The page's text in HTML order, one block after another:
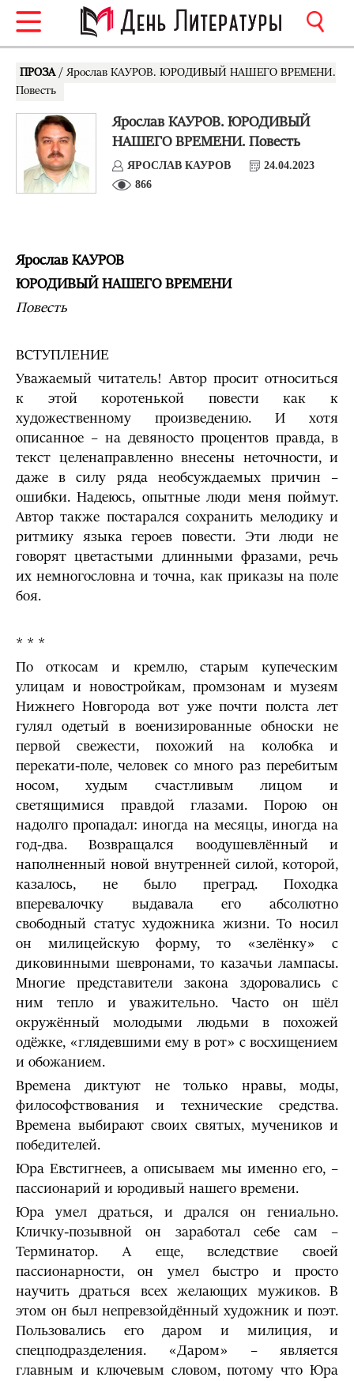
ПРОЗА / Ярослав КАУРОВ. ЮРОДИВЫЙ НАШЕГО ВРЕМЕНИ.
Повесть
Ярослав КАУРОВ. ЮРОДИВЫЙ
НАШЕГО ВРЕМЕНИ. Повесть
ЯРОСЛАВ КАУРОВ
24.04.2023
866
Ярослав КАУРОВ
ЮРОДИВЫЙ НАШЕГО ВРЕМЕНИ
Повесть
ВСТУПЛЕНИЕ
Уважаемый читатель! Автор просит относиться
к этой коротенькой повести как к
художественному произведению. И хотя
описанное – на девяносто процентов правда, в
текст целенаправленно внесены неточности, и
даже в силу ряда необсуждаемых причин –
ошибки. Надеюсь, опытные люди меня поймут.
Автор также постарался сохранить мелодику и
ритмику языка героев повести. Эти люди не
говорят цветастыми длинными фразами, речь
их немногословна и точна, как приказы на поле
боя.
* * *
По откосам и кремлю, старым купеческим
улицам и новостройкам, промзонам и музеям
Нижнего Новгорода вот уже почти полста лет
гулял одетый в военизированные обноски не
первой свежести, похожий на колобка и
перекати-поле, человек со много раз перебитым
носом, худым счастливым лицом и
светящимися правдой глазами. Порою он
надолго пропадал: иногда на месяцы, иногда на
год-два. Возвращался воодушевлённый и
наполненный новой внутренней силой, которой,
казалось, не было преград. Походка
вперевалочку выдавала его абсолютно
свободный статус художника жизни. То носил
он милицейскую форму, то «зелёнку» с
диковинными шевронами, то казачьи лампасы.
Многие представители закона здоровались с
ним тепло и уважительно. Часто он шёл
окружённый молодыми людьми в похожей
одёжке, «глядевшими ему в рот» с восхищением
и обожанием.
Времена диктуют не только нравы, моды,
философствования и технические средства.
Времена выбирают своих святых, мучеников и
победителей.
Юра Евстигнеев, а описываем мы именно его, –
пассионарий и юродивый нашего времени.
Юра умел драться, и дрался он гениально.
Кличку-позывной он заработал себе сам –
Терминатор. А еще, вследствие своей
пассионарности, он умел быстро и просто
научить драться всех желающих мужиков. В
этом он был непревзойдённый художник и поэт.
Пользовались его даром и милиция, и
спецподразделения. «Даром» – является
главным и ключевым словом, потому что Юра